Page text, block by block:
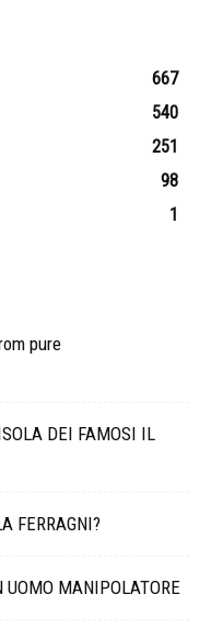
667
540
251
98
1
pure
DEI FAMOSI IL
FERRAGNI?
MANIPOLATORE